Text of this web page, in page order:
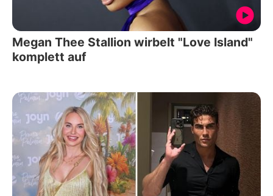
Megan Thee Stallion wirbelt "Love Island"
komplett auf